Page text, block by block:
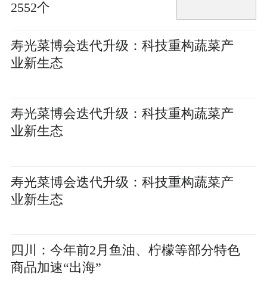
2552个
寿光菜博会迭代升级：科技重构蔬菜产
业新生态
寿光菜博会迭代升级：科技重构蔬菜产
业新生态
寿光菜博会迭代升级：科技重构蔬菜产
业新生态
四川：今年前2月鱼油、柠檬等部分特色
商品加速“出海”